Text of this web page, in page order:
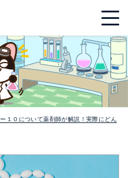
１０について薬剤師が解説！実際にどん